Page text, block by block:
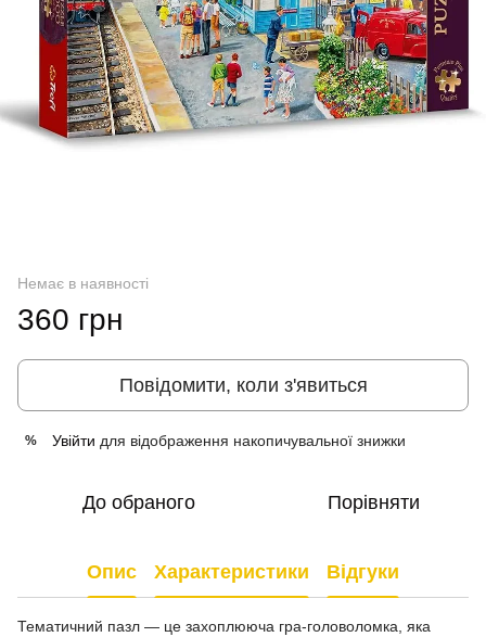
Немає в наявності
360 грн
Повідомити, коли з'явиться
% Увійти для відображення накопичувальної знижки
До обраного Порівняти
Опис Характеристики Відгуки
Тематичний пазл — це захоплююча гра-головоломка, яка